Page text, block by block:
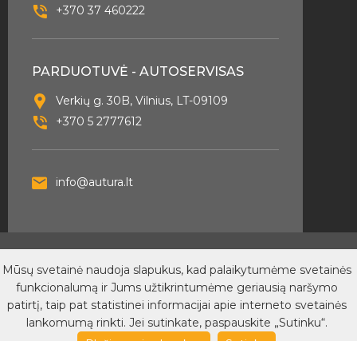
+370 37 460222
PARDUOTUVĖ - AUTOSERVISAS
Verkių g. 30B, Vilnius, LT-09109
+370 5 2777612
info@autura.lt
SubconIT
Dėl PVM sąskaitų išrašymo
Privatumo taisyklės
Pirkimo
taisyklės
Mūsų svetainė naudoja slapukus, kad palaikytumėme svetainės
funkcionalumą ir Jums užtikrintumėme geriausią naršymo
patirtį, taip pat statistinei informacijai apie interneto svetainės
lankomumą rinkti. Jei sutinkate, paspauskite „Sutinku“.